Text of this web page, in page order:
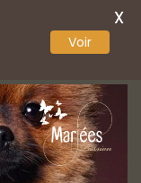
Voir
X